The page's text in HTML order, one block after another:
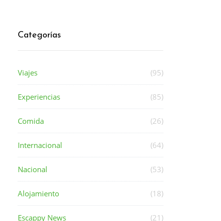
Categorías
Viajes (95)
Experiencias (85)
Comida (26)
Internacional (64)
Nacional (53)
Alojamiento (18)
Escappy News (21)